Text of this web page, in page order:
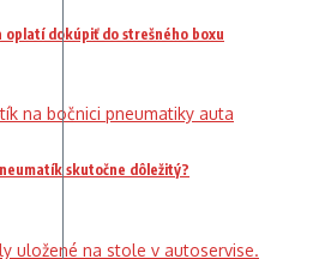
oplatí dokúpiť do strešného boxu
skutočne dôležitý?